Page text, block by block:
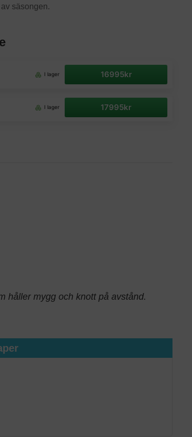
säsongen.
I lager 16995kr
I lager 17995kr
håller mygg och knott på avstånd.